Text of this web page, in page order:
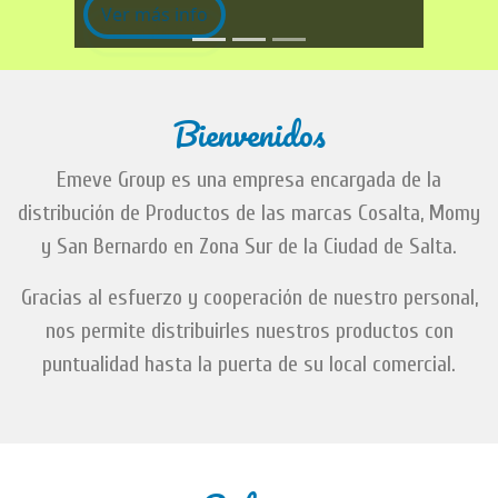
Ver más info
Bienvenidos
Emeve Group es una empresa encargada de la
distribución de Productos de las marcas Cosalta, Momy
y San Bernardo en Zona Sur de la Ciudad de Salta.
Gracias al esfuerzo y cooperación de nuestro personal,
nos permite distribuirles nuestros productos con
puntualidad hasta la puerta de su local comercial.